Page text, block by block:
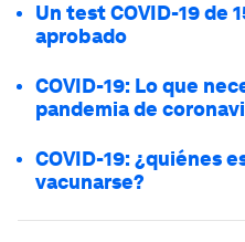
Un test COVID-19 de
aprobado
COVID-19: Lo que
pandemia de
COVID-19: ¿quiénes
vacunarse?